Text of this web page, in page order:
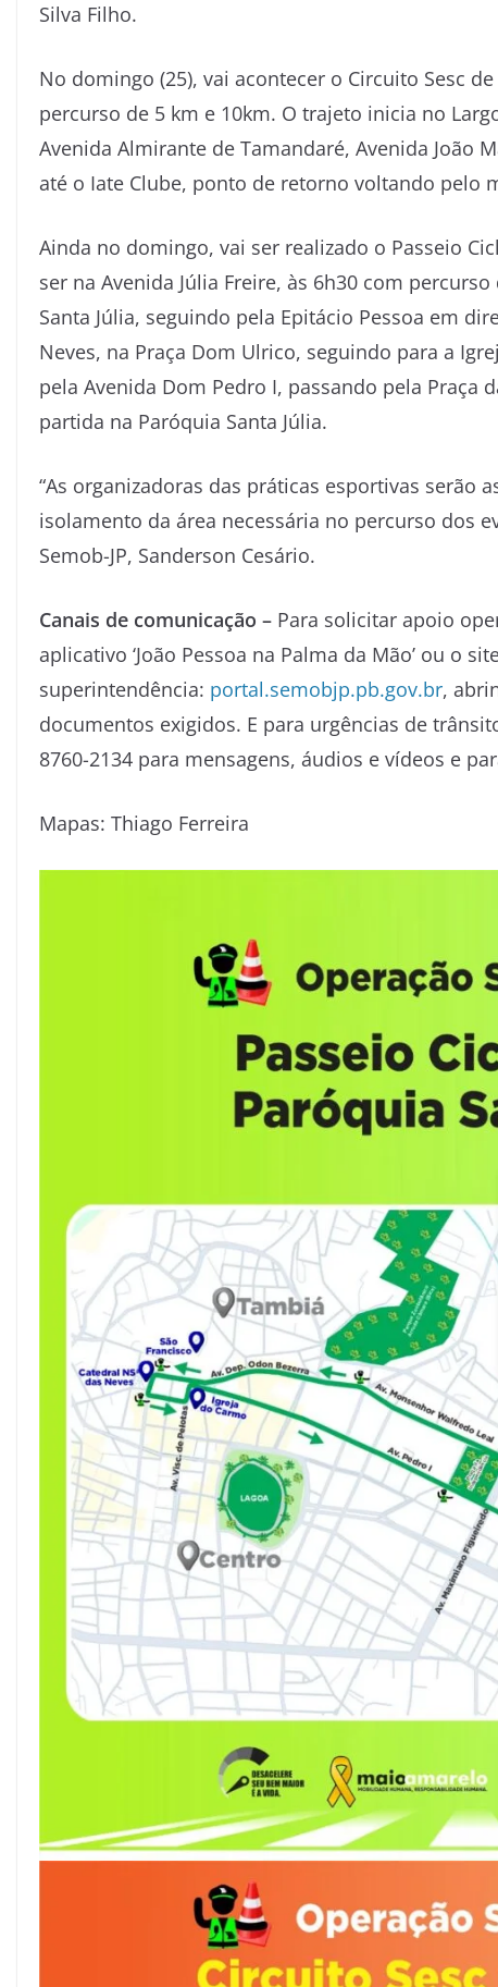
Silva Filho.
No domingo (25), vai acontecer o Circuito Sesc
percurso de 5 km e 10km. O trajeto inicia no
Avenida Almirante de Tamandaré, Avenida João
até o Iate Clube, ponto de retorno voltando pelo
Ainda no domingo, vai ser realizado o Passeio
ser na Avenida Júlia Freire, às 6h30 com
Santa Júlia, seguindo pela Epitácio Pessoa em
Neves, na Praça Dom Ulrico, seguindo para a
pela Avenida Dom Pedro I, passando pela Praça
partida na Paróquia Santa Júlia.
“As organizadoras das práticas esportivas serão
isolamento da área necessária no percurso dos
Semob-JP, Sanderson Cesário.
Canais de comunicação – Para solicitar apoio
aplicativo ‘João Pessoa na Palma da Mão’ ou o
superintendência: portal.semobjp.pb.gov.br,
documentos exigidos. E para urgências de
8760-2134 para mensagens, áudios e vídeos e
Mapas: Thiago Ferreira